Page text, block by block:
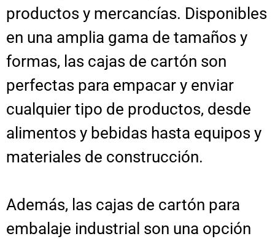
productos y mercancías. Disponibles
en una amplia gama de tamaños y
formas, las cajas de cartón son
perfectas para empacar y enviar
cualquier tipo de productos, desde
alimentos y bebidas hasta equipos y
materiales de construcción.
Además, las cajas de cartón para
embalaje industrial son una opción